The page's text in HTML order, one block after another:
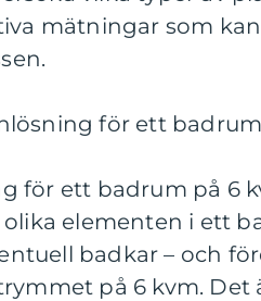
mätningar som
för ett
för ett badrum på 6
elementen i ett
badkar – och
på 6 kvm.